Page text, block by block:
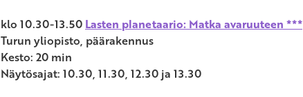
klo 10.30-13.50 Lasten planetaario: Matka avaruuteen ***
Turun yliopisto, päärakennus
Kesto: 20 min
Näytösajat: 10.30, 11.30, 12.30 ja 13.30